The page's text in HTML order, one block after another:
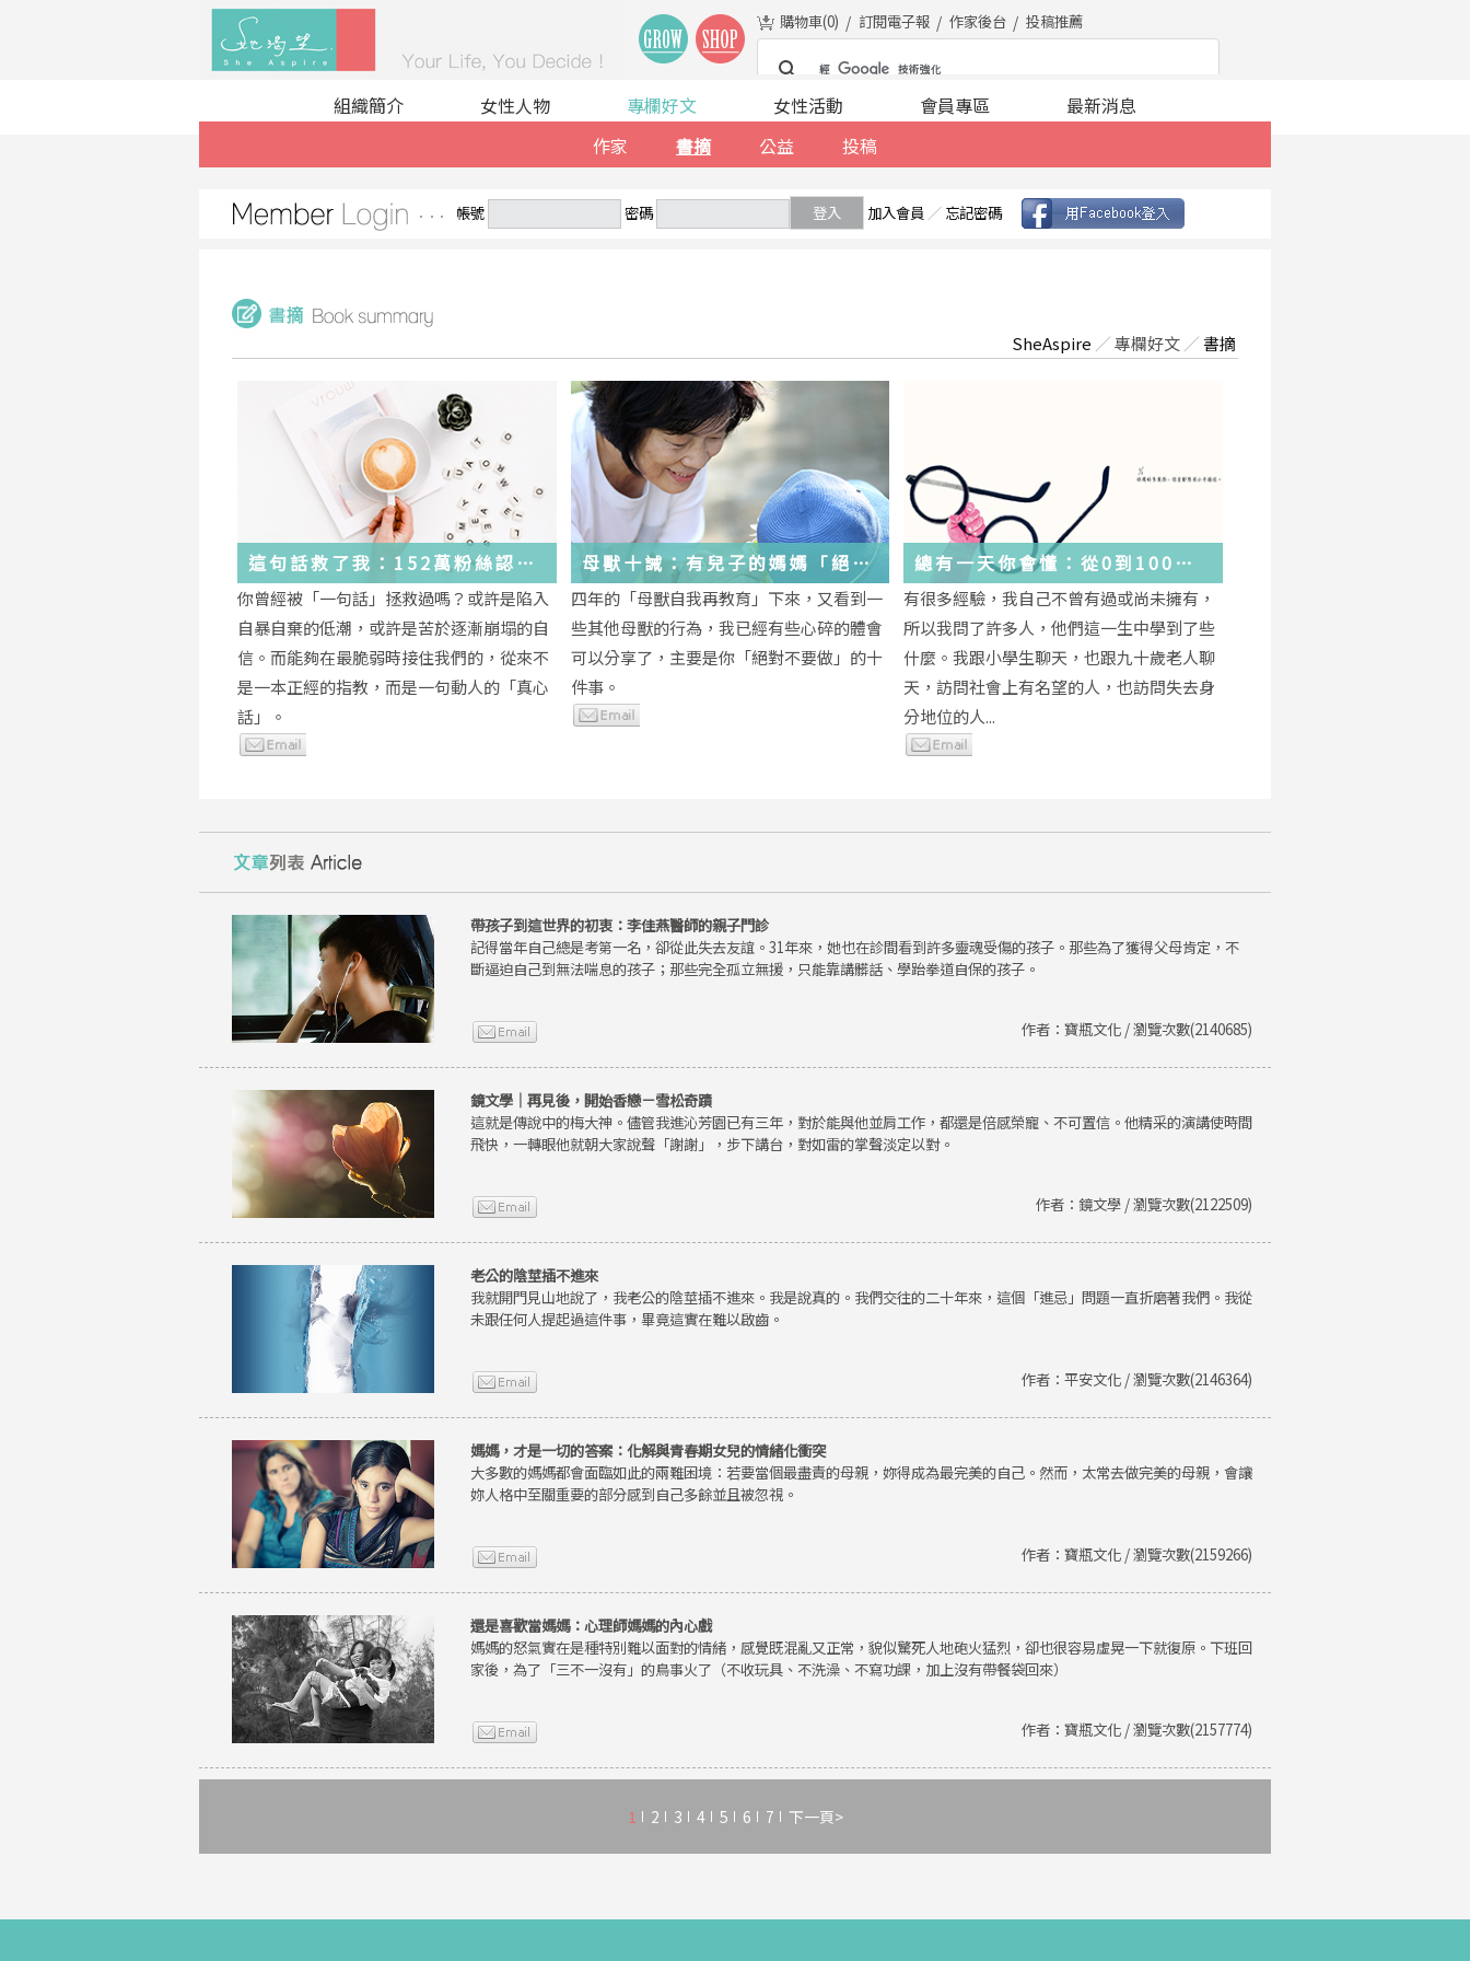
購物車(0) 訂閱電子報 作家後台 投稿推薦
組織簡介 女性人物
專欄好文
作家
書摘 公益 投稿
女性活動 會員專區 最新消息
帳號 密碼 登入 加入會員 ／ 忘記密碼
SheAspire ／專欄好文 ／書摘
這句話救了我：152萬粉絲認
證，韓國最受歡迎的
YouTuber「國民姐姐」金美敬
為跌落情緒深淵的你雪中送炭！
你曾經被「一句話」拯救過嗎？或許是陷入
自暴自棄的低潮，或許是苦於逐漸崩塌的自
信。而能夠在最脆弱時接住我們的，從來不
是一本正經的指教，而是一句動人的「真心
話」。
母獸十誡：有兒子的媽媽「絕對
不要做」的十件事
四年的「母獸自我再教育」下來，又看到一
些其他母獸的行為，我已經有些心碎的體會
可以分享了，主要是你「絕對不要做」的十
件事。
總有一天你會懂：從0到100
歲，該學會的人生大事，都在這
些生活的小事裡了
有很多經驗，我自己不曾有過或尚未擁有，
所以我問了許多人，他們這一生中學到了些
什麼。我跟小學生聊天，也跟九十歲老人聊
天，訪問社會上有名望的人，也訪問失去身
分地位的人...
帶孩子到這世界的初衷：李佳燕醫師的親子門診
記得當年自己總是考第一名，卻從此失去友誼。31年來，她也在診間看到許多靈魂受傷的孩子。那些為了獲得父母肯定，不
斷逼迫自己到無法喘息的孩子；那些完全孤立無援，只能靠講髒話、學跆拳道自保的孩子。
作者：寶瓶文化 / 瀏覽次數(2140685)
鏡文學｜再見後，開始香戀－雪松奇蹟
這就是傳說中的梅大神。儘管我進沁芳園已有三年，對於能與他並肩工作，都還是倍感榮寵、不可置信。他精采的演講使時間
飛快，一轉眼他就朝大家說聲「謝謝」，步下講台，對如雷的掌聲淡定以對。
作者：鏡文學 / 瀏覽次數(2122509)
老公的陰莖插不進來
我就開門見山地說了，我老公的陰莖插不進來。我是說真的。我們交往的二十年來，這個「進忌」問題一直折磨著我們。我從
未跟任何人提起過這件事，畢竟這實在難以啟齒。
作者：平安文化 / 瀏覽次數(2146364)
媽媽，才是一切的答案：化解與青春期女兒的情緒化衝突
大多數的媽媽都會面臨如此的兩難困境：若要當個最盡責的母親，妳得成為最完美的自己。然而，太常去做完美的母親，會讓
妳人格中至關重要的部分感到自己多餘並且被忽視。
作者：寶瓶文化 / 瀏覽次數(2159266)
還是喜歡當媽媽：心理師媽媽的內心戲
媽媽的怒氣實在是種特別難以面對的情緒，感覺既混亂又正常，貌似驚死人地砲火猛烈，卻也很容易虛晃一下就復原。下班回
家後，為了「三不一沒有」的鳥事火了（不收玩具、不洗澡、不寫功課，加上沒有帶餐袋回來）
作者：寶瓶文化 / 瀏覽次數(2157774)
1 2 3 4 5 6 7 下一頁>